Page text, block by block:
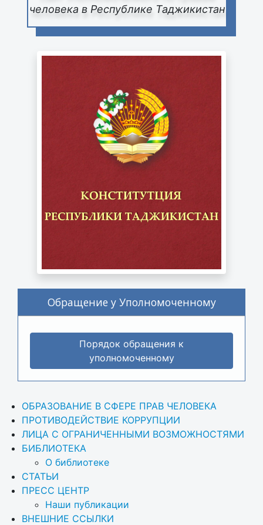
человека в Республике Таджикистан
Обращение у Уполномоченному
Порядок обращения к
уполномоченному
ОБРАЗОВАНИЕ В СФЕРЕ ПРАВ ЧЕЛОВЕКА
ПРОТИВОДЕЙСТВИЕ КОРРУПЦИИ
ЛИЦА С ОГРАНИЧЕННЫМИ ВОЗМОЖНОСТЯМИ
БИБЛИОТЕКА
О библиотеке
СТАТЬИ
ПРЕСС ЦЕНТР
Наши публикации
ВНЕШНИЕ ССЫЛКИ